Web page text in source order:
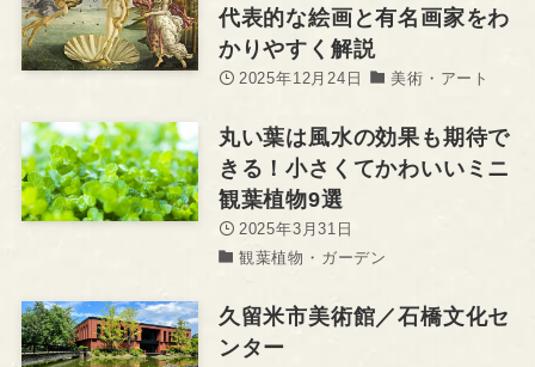
代表的な絵画と有名画家をわ
かりやすく解説
2025年12月24日 美術・アート
丸い葉は風水の効果も期待で
きる！小さくてかわいいミニ
観葉植物9選
2025年3月31日
観葉植物・ガーデン
久留米市美術館／石橋文化セ
ンター